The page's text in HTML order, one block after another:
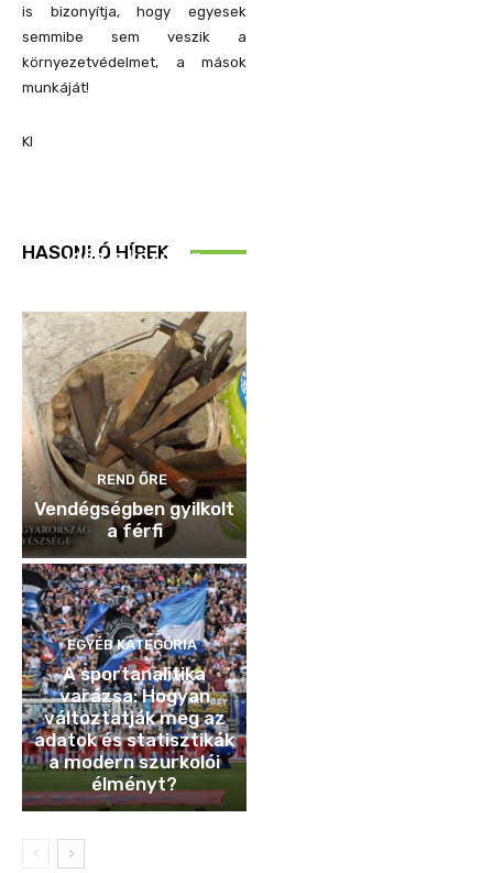
is bizonyítja, hogy egyesek
semmibe sem veszik a
környezetvédelmet, a mások
munkáját!
KI
HASONLÓ HÍREK
Idén is közösen
REND ŐRE
Vendégségben gyilkolt
a férfi
EGYÉB KATEGÓRIA
A sportanalitika
varázsa: Hogyan
változtatják meg az
adatok és statisztikák
a modern szurkolói
élményt?